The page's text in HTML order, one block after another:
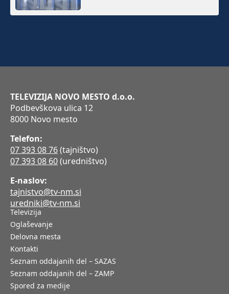
TELEVIZIJA NOVO MESTO d.o.o.
Podbevškova ulica 12
8000 Novo mesto
Telefon:
07 393 08 76(tajništvo)
07 393 08 60(uredništvo)
E-naslov:
tajnistvo@tv-nm.si
uredniki@tv-nm.si
Televizija
Oglaševanje
Delovna mesta
Kontakti
Seznam oddajanih del – SAZAS
Seznam oddajanih del – ZAMP
Spored za medije